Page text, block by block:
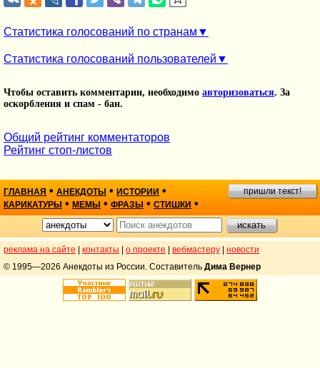
Статистика голосований по странам
Статистика голосований пользователей
Чтобы оставить комментарии, необходимо авторизоваться. За
оскорбления и спам - бан.
Общий рейтинг комментаторов
Рейтинг стоп-листов
ГЛАВНАЯ • АНЕКДОТЫ • ИСТОРИИ •
КАРИКАТУРЫ • МЕМЫ • ФРАЗЫ • СТИШКИ •
пришли текст!
реклама на сайте контакты о проекте вебмастеру
новости
© 1995—2026 Анекдоты из России. Составитель Дима Вернер